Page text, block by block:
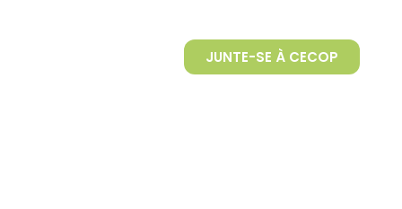
JUNTE-SE À CECOP